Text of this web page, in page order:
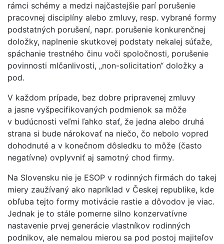
rámci schémy a medzi najčastejšie parí porušenie
pracovnej disciplíny alebo zmluvy, resp. vybrané formy
podstatných porušení, napr. porušenie konkurenčnej
doložky, naplnenie skutkovej podstaty nekalej súťaže,
spáchanie trestného činu voči spoločnosti, porušenie
povinnosti mlčanlivosti, „non-solicitation“ doložky a
pod.
V každom prípade, bez dobre pripravenej zmluvy
a jasne vyšpecifikovaných podmienok sa môže
v budúcnosti veľmi ľahko stať, že jedna alebo druhá
strana si bude nárokovať na niečo, čo nebolo vopred
dohodnuté a v konečnom dôsledku to môže (často
negatívne) ovplyvniť aj samotný chod firmy.
Na Slovensku nie je ESOP v rodinných firmách do takej
miery zaužívaný ako napríklad v Českej republike, kde
obľuba tejto formy motivácie rastie a dôvodov je viac.
Jednak je to stále pomerne silno konzervatívne
nastavenie prvej generácie vlastníkov rodinných
podnikov, ale nemalou mierou sa pod postoj majiteľov